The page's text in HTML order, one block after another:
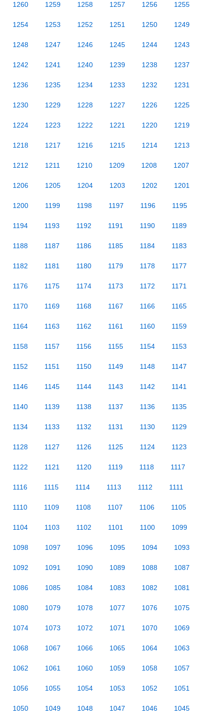
1260 1259 1258 1257 1256 1255
1254 1253 1252 1251 1250 1249
1248 1247 1246 1245 1244 1243
1242 1241 1240 1239 1238 1237
1236 1235 1234 1233 1232 1231
1230 1229 1228 1227 1226 1225
1224 1223 1222 1221 1220 1219
1218 1217 1216 1215 1214 1213
1212 1211 1210 1209 1208 1207
1206 1205 1204 1203 1202 1201
1200 1199 1198 1197 1196 1195
1194 1193 1192 1191 1190 1189
1188 1187 1186 1185 1184 1183
1182 1181 1180 1179 1178 1177
1176 1175 1174 1173 1172 1171
1170 1169 1168 1167 1166 1165
1164 1163 1162 1161 1160 1159
1158 1157 1156 1155 1154 1153
1152 1151 1150 1149 1148 1147
1146 1145 1144 1143 1142 1141
1140 1139 1138 1137 1136 1135
1134 1133 1132 1131 1130 1129
1128 1127 1126 1125 1124 1123
1122 1121 1120 1119 1118 1117
1116 1115 1114 1113 1112 1111
1110 1109 1108 1107 1106 1105
1104 1103 1102 1101 1100 1099
1098 1097 1096 1095 1094 1093
1092 1091 1090 1089 1088 1087
1086 1085 1084 1083 1082 1081
1080 1079 1078 1077 1076 1075
1074 1073 1072 1071 1070 1069
1068 1067 1066 1065 1064 1063
1062 1061 1060 1059 1058 1057
1056 1055 1054 1053 1052 1051
1050 1049 1048 1047 1046 1045